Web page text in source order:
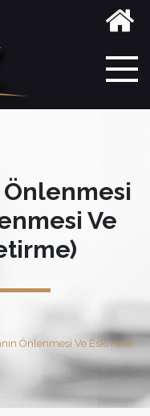
Önlenmesi
Ve
Önlenmesi Ve Eski Hale